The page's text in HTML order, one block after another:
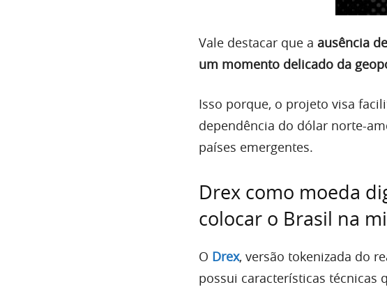
Vale destacar que a ausência
um momento delicado da
Isso porque, o projeto visa
dependência do dólar norte-
países emergentes.
Drex como moeda
colocar o Brasil na
O Drex, versão tokenizada do
possui características técnicas